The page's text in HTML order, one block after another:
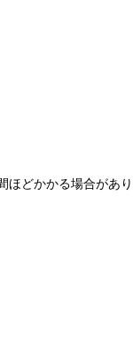
ほどかかる場合があり